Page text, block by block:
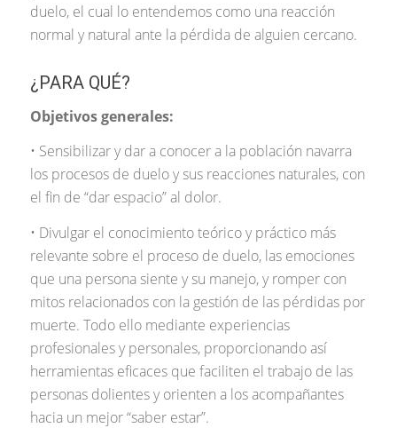
duelo, el cual lo entendemos como una reacción
normal y natural ante la pérdida de alguien cercano.
¿PARA QUÉ?
Objetivos generales:
• Sensibilizar y dar a conocer a la población navarra
los procesos de duelo y sus reacciones naturales, con
el fin de “dar espacio” al dolor.
• Divulgar el conocimiento teórico y práctico más
relevante sobre el proceso de duelo, las emociones
que una persona siente y su manejo, y romper con
mitos relacionados con la gestión de las pérdidas por
muerte. Todo ello mediante experiencias
profesionales y personales, proporcionando así
herramientas eficaces que faciliten el trabajo de las
personas dolientes y orienten a los acompañantes
hacia un mejor “saber estar”.